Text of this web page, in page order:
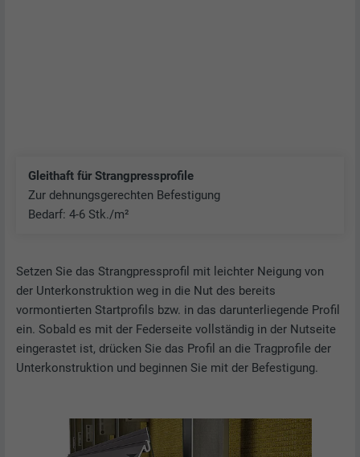
Gleithaft für Strangpressprofile
Zur dehnungsgerechten Befestigung
Bedarf: 4-6 Stk./m²
Setzen Sie das Strangpressprofil mit leichter Neigung von
der Unterkonstruktion weg in die Nut des bereits
vormontierten Startprofils bzw. in das darunterliegende Profil
ein. Sobald es mit der Federseite vollständig in der Nutseite
eingerastet ist, drücken Sie das Profil an die Tragprofile der
Unterkonstruktion und beginnen Sie mit der Befestigung.